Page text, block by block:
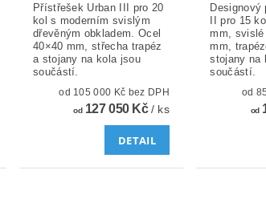
Přístřešek Urban III pro 20
kol s moderním svislým
dřevěným obkladem. Ocel
40×40 mm, střecha trapéz
a stojany na kola jsou
součástí.
od 105 000 Kč bez DPH
od127 050 Kč/ ks
DETAIL
Designový
II pro 15
mm, svislé
mm,
stojany na
součástí.
od